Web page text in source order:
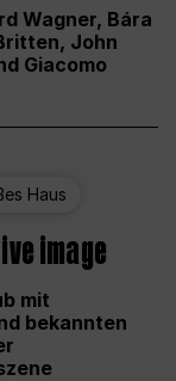
Wagner, Bára
John
Giacomo
Haus
image
mit
bekannten